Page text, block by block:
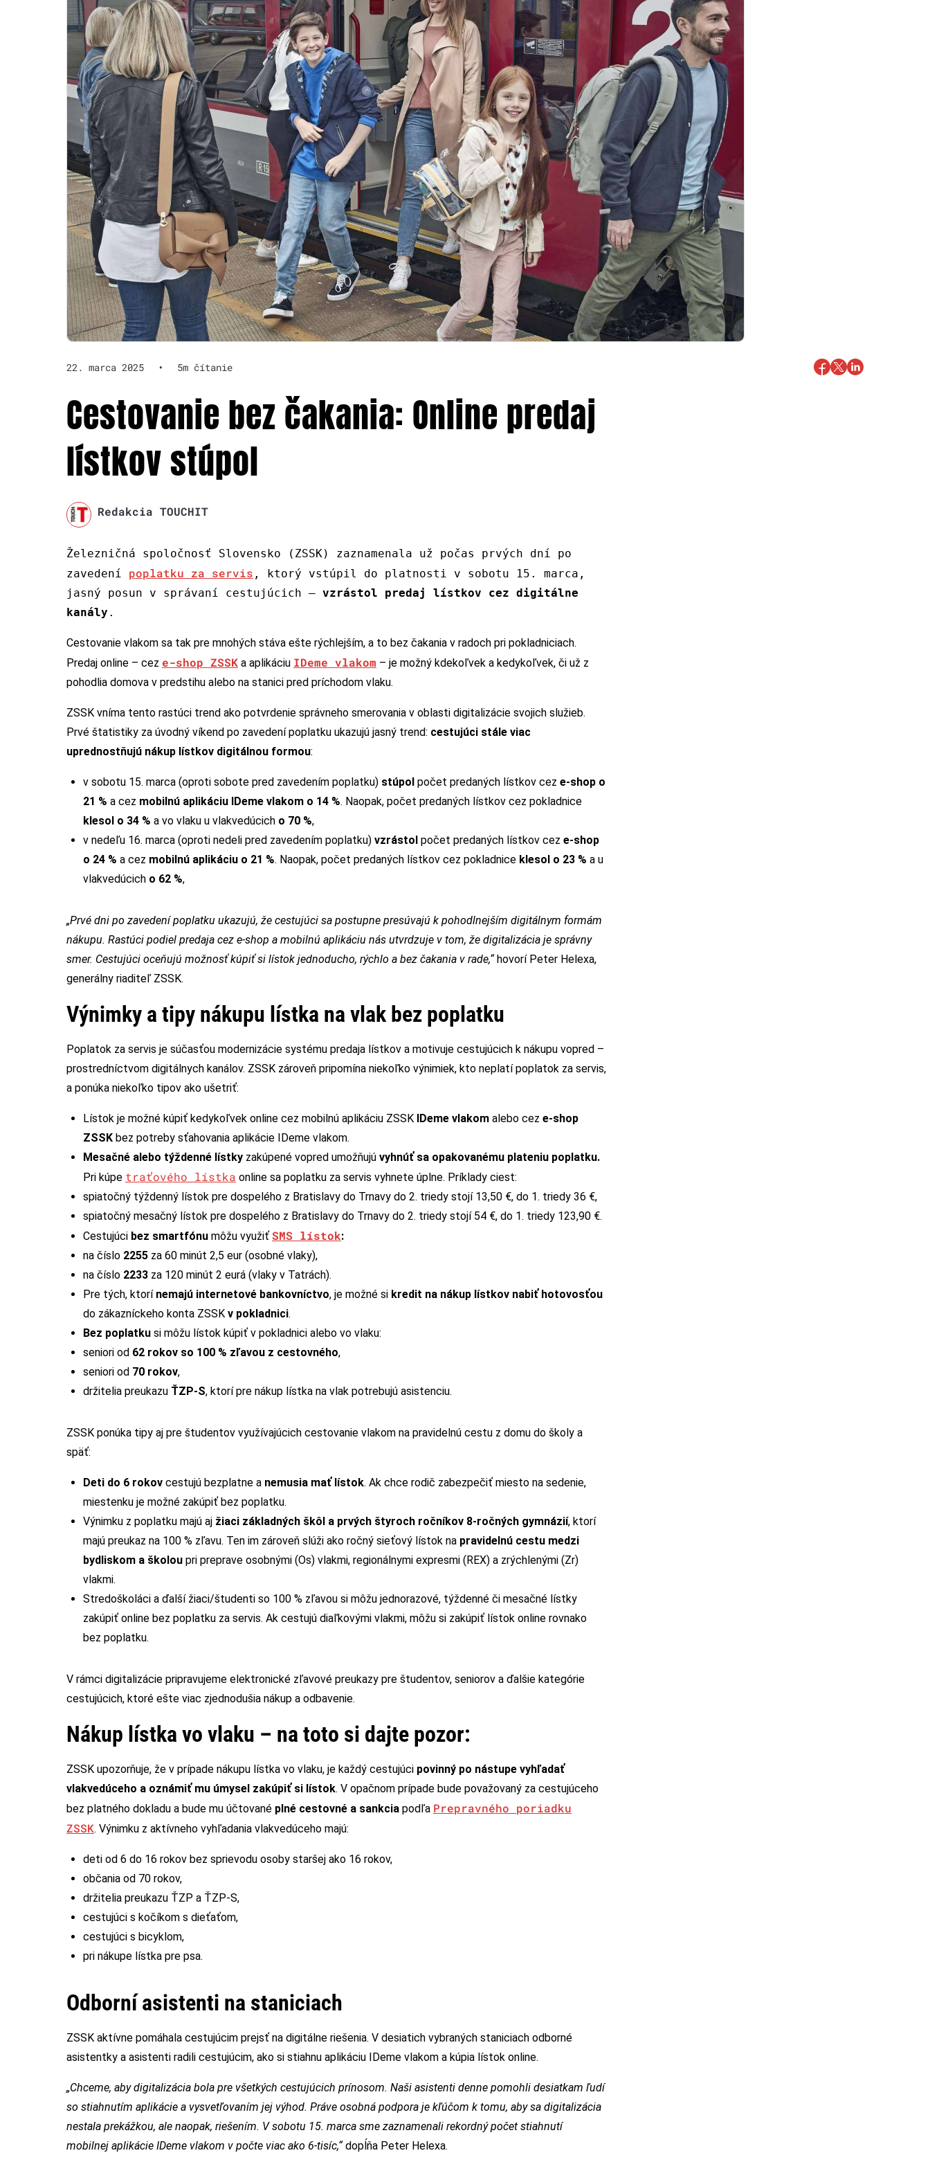
22. marca 2025 • 5m čítanie
Cestovanie bez čakania: Online predaj
lístkov stúpol
Redakcia TOUCHIT
Železničná spoločnosť Slovensko (ZSSK) zaznamenala už počas prvých dní po
zavedení poplatku za servis , ktorý vstúpil do platnosti v sobotu 15. marca,
jasný posun v správaní cestujúcich – vzrástol predaj lístkov cez digitálne
kanály .
Cestovanie vlakom sa tak pre mnohých stáva ešte rýchlejším, a to bez čakania v radoch pri pokladniciach.
Predaj online – cez e-shop ZSSK a aplikáciu IDeme vlakom – je možný kdekoľvek a kedykoľvek, či už z
pohodlia domova v predstihu alebo na stanici pred príchodom vlaku.
ZSSK vníma tento rastúci trend ako potvrdenie správneho smerovania v oblasti digitalizácie svojich služieb.
Prvé štatistiky za úvodný víkend po zavedení poplatku ukazujú jasný trend: cestujúci stále viac
uprednostňujú nákup lístkov digitálnou formou:
v sobotu 15. marca (oproti sobote pred zavedením poplatku) stúpol počet predaných lístkov cez e-shop o
21 % a cez mobilnú aplikáciu IDeme vlakom o 14 %. Naopak, počet predaných lístkov cez pokladnice
klesol o 34 % a vo vlaku u vlakvedúcich o 70 %,
v nedeľu 16. marca (oproti nedeli pred zavedením poplatku) vzrástol počet predaných lístkov cez e-shop
o 24 % a cez mobilnú aplikáciu o 21 %. Naopak, počet predaných lístkov cez pokladnice klesol o 23 % a u
vlakvedúcich o 62 %,
„Prvé dni po zavedení poplatku ukazujú, že cestujúci sa postupne presúvajú k pohodlnejším digitálnym formám
nákupu. Rastúci podiel predaja cez e-shop a mobilnú aplikáciu nás utvrdzuje v tom, že digitalizácia je správny
smer. Cestujúci oceňujú možnosť kúpiť si lístok jednoducho, rýchlo a bez čakania v rade,“hovorí Peter Helexa,
generálny riaditeľ ZSSK.
Výnimky a tipy nákupu lístka na vlak bez poplatku
Poplatok za servis je súčasťou modernizácie systému predaja lístkov a motivuje cestujúcich k nákupu vopred –
prostredníctvom digitálnych kanálov. ZSSK zároveň pripomína niekoľko výnimiek, kto neplatí poplatok za servis,
a ponúka niekoľko tipov ako ušetriť:
Lístok je možné kúpiť kedykoľvek online cez mobilnú aplikáciu ZSSK IDeme vlakom alebo cez e-shop
ZSSK bez potreby sťahovania aplikácie IDeme vlakom.
Mesačné alebo týždenné lístky zakúpené vopred umožňujú vyhnúť sa opakovanému plateniu poplatku.
Pri kúpe traťového lístka online sa poplatku za servis vyhnete úplne. Príklady ciest:
spiatočný týždenný lístok pre dospelého z Bratislavy do Trnavy do 2. triedy stojí 13,50 €, do 1. triedy 36 €,
spiatočný mesačný lístok pre dospelého z Bratislavy do Trnavy do 2. triedy stojí 54 €, do 1. triedy 123,90 €.
Cestujúci bez smartfónu môžu využiť SMS lístok:
na číslo 2255 za 60 minút 2,5 eur (osobné vlaky),
na číslo 2233 za 120 minút 2 eurá (vlaky v Tatrách).
Pre tých, ktorínemajú internetové bankovníctvo, je možné si kredit na nákup lístkov nabiť hotovosťou
do zákazníckeho konta ZSSK v pokladnici.
Bez poplatku si môžu lístok kúpiť v pokladnici alebo vo vlaku:
seniori od 62 rokov so 100 % zľavou z cestovného,
seniori od 70 rokov,
držitelia preukazu ŤZP-S, ktorí pre nákup lístka na vlak potrebujú asistenciu.
ZSSK ponúka tipy aj pre študentov využívajúcich cestovanie vlakom na pravidelnú cestu z domu do školy a
späť:
Deti do 6 rokov cestujú bezplatne a nemusia mať lístok. Ak chce rodič zabezpečiť miesto na sedenie,
miestenku je možné zakúpiť bez poplatku.
Výnimku z poplatku majú aj žiaci základných škôl a prvých štyroch ročníkov 8-ročných gymnázií, ktorí
majú preukaz na 100 % zľavu. Ten im zároveň slúži ako ročný sieťový lístok na pravidelnú cestu medzi
bydliskom a školou pri preprave osobnými (Os) vlakmi, regionálnymi expresmi (REX) a zrýchlenými (Zr)
vlakmi.
Stredoškoláci a ďalší žiaci/študenti so 100 % zľavou si môžu jednorazové, týždenné či mesačné lístky
zakúpiť online bez poplatku za servis. Ak cestujú diaľkovými vlakmi, môžu si zakúpiť lístok online rovnako
bez poplatku.
V rámci digitalizácie pripravujeme elektronické zľavové preukazy pre študentov, seniorov a ďalšie kategórie
cestujúcich, ktoré ešte viac zjednodušia nákup a odbavenie.
Nákup lístka vo vlaku – na toto si dajte pozor:
ZSSK upozorňuje, že v prípade nákupu lístka vo vlaku, je každý cestujúci povinný po nástupe vyhľadať
vlakvedúceho a oznámiť mu úmysel zakúpiť si lístok. V opačnom prípade bude považovaný za cestujúceho
bez platného dokladu a bude mu účtované plné cestovné a sankcia podľa Prepravného poriadku
ZSSK. Výnimku z aktívneho vyhľadania vlakvedúceho majú:
deti od 6 do 16 rokov bez sprievodu osoby staršej ako 16 rokov,
občania od 70 rokov,
držitelia preukazu ŤZP a ŤZP-S,
cestujúci s kočíkom s dieťaťom,
cestujúci s bicyklom,
pri nákupe lístka pre psa.
Odborní asistenti na staniciach
ZSSK aktívne pomáhala cestujúcim prejsť na digitálne riešenia. V desiatich vybraných staniciach odborné
asistentky a asistenti radili cestujúcim, ako si stiahnu aplikáciu IDeme vlakom a kúpia lístok online.
„Chceme, aby digitalizácia bola pre všetkých cestujúcich prínosom. Naši asistenti denne pomohli desiatkam ľudí
so stiahnutím aplikácie a vysvetľovaním jej výhod. Práve osobná podpora je kľúčom k tomu, aby sa digitalizácia
nestala prekážkou, ale naopak, riešením. V sobotu 15. marca sme zaznamenali rekordný počet stiahnutí
mobilnej aplikácie IDeme vlakom v počte viac ako 6-tisíc,“dopĺňa Peter Helexa.